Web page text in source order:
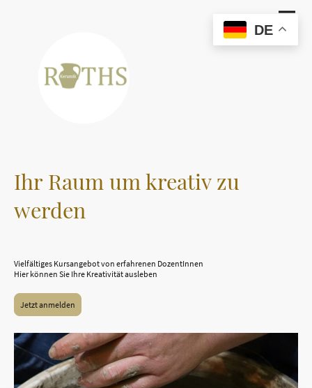
Ihr Raum um kreativ zu
werden
Vielfältiges Kursangebot von erfahrenen DozentInnen
Hier können Sie Ihre Kreativität ausleben
Jetzt anmelden
DE